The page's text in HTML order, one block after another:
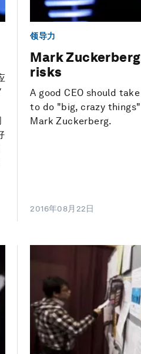
领导力
Mark
risks
A good CEO should
to do "big, crazy
Mark Zuckerberg.
2016年08月22日